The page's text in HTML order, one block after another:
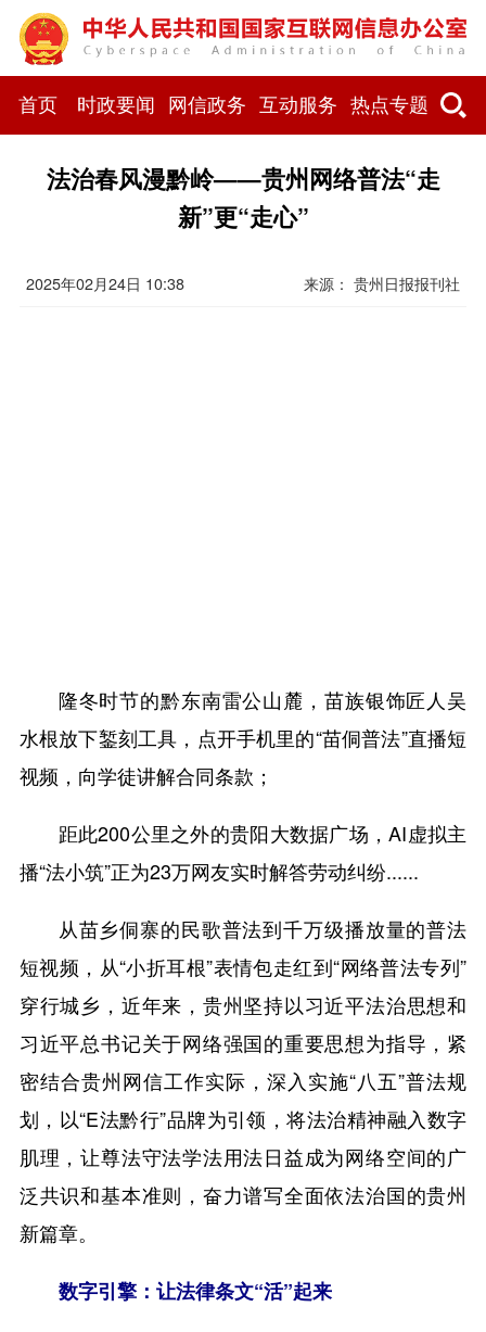
首页 时政要闻 网信政务 互动服务 热点专题
法治春风漫黔岭——贵州网络普法“走
新”更“走心”
2025年02月24日 10:38 来源： 贵州日报报刊社
隆冬时节的黔东南雷公山麓，苗族银饰匠人吴
水根放下錾刻工具，点开手机里的“苗侗普法”直播短
视频，向学徒讲解合同条款；
距此200公里之外的贵阳大数据广场，AI虚拟主
播“法小筑”正为23万网友实时解答劳动纠纷......
从苗乡侗寨的民歌普法到千万级播放量的普法
短视频，从“小折耳根”表情包走红到“网络普法专列”
穿行城乡，近年来，贵州坚持以习近平法治思想和
习近平总书记关于网络强国的重要思想为指导，紧
密结合贵州网信工作实际，深入实施“八五”普法规
划，以“E法黔行”品牌为引领，将法治精神融入数字
肌理，让尊法守法学法用法日益成为网络空间的广
泛共识和基本准则，奋力谱写全面依法治国的贵州
新篇章。
数字引擎：让法律条文“活”起来